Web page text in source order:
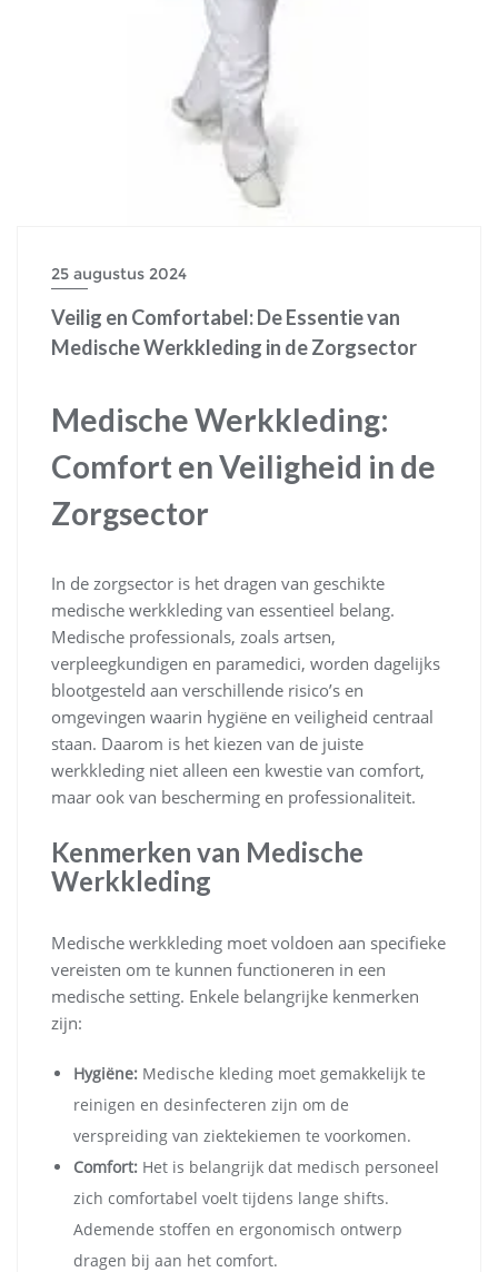
25 augustus 2024
Veilig en Comfortabel: De Essentie van
Medische Werkkleding in de Zorgsector
Medische Werkkleding:
Comfort en Veiligheid in de
Zorgsector
In de zorgsector is het dragen van geschikte
medische werkkleding van essentieel belang.
Medische professionals, zoals artsen,
verpleegkundigen en paramedici, worden dagelijks
blootgesteld aan verschillende risico’s en
omgevingen waarin hygiëne en veiligheid centraal
staan. Daarom is het kiezen van de juiste
werkkleding niet alleen een kwestie van comfort,
maar ook van bescherming en professionaliteit.
Kenmerken van Medische
Werkkleding
Medische werkkleding moet voldoen aan specifieke
vereisten om te kunnen functioneren in een
medische setting. Enkele belangrijke kenmerken
zijn:
Hygiëne: Medische kleding moet gemakkelijk te
reinigen en desinfecteren zijn om de
verspreiding van ziektekiemen te voorkomen.
Comfort: Het is belangrijk dat medisch personeel
zich comfortabel voelt tijdens lange shifts.
Ademende stoffen en ergonomisch ontwerp
dragen bij aan het comfort.